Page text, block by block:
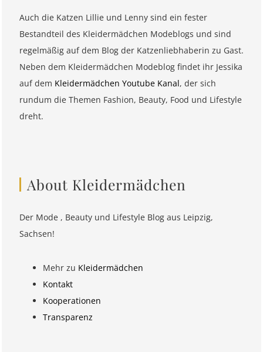
Auch die Katzen Lillie und Lenny sind ein fester
Bestandteil des Kleidermädchen Modeblogs und sind
regelmäßig auf dem Blog der Katzenliebhaberin zu Gast.
Neben dem Kleidermädchen Modeblog findet ihr Jessika
auf dem Kleidermädchen Youtube Kanal, der sich
rundum die Themen Fashion, Beauty, Food und Lifestyle
dreht.
About Kleidermädchen
Der Mode , Beauty und Lifestyle Blog aus Leipzig,
Sachsen!
Mehr zu Kleidermädchen
Kontakt
Kooperationen
Transparenz